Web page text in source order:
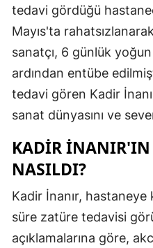
tedavi gördüğü
Mayıs'ta
sanatçı, 6 günlük
ardından entübe
tedavi gören Kadir
sanat dünyasını ve
KADIR İNANIR'IN
NASILDI?
Kadir İnanır, hastaneye
süre zatüre tedavisi
açıklamalarına göre,